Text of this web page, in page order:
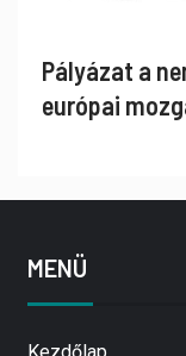
Pályázat a
európai
MENÜ